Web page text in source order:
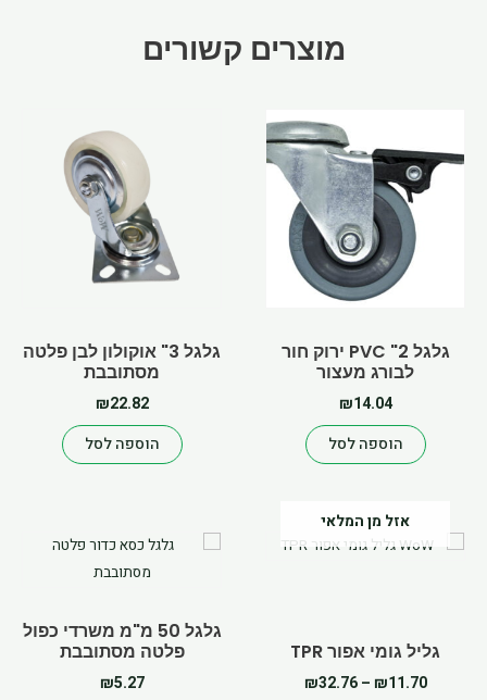
מוצרים קשורים
גלגל 2" PVC ירוק חור
לבורג מעצור
₪14.04
הוספה לסל
גלגל 3" אוקולון לבן פלטה
מסתובבת
₪22.82
הוספה לסל
אזל מן המלאי
גליל גומי אפור TPR
₪11.70
–
₪32.76
range:
למוצר
זה
ניתן
לבחור
גלגל 50 מ"מ משרדי כפול
פלטה מסתובבת
₪5.27